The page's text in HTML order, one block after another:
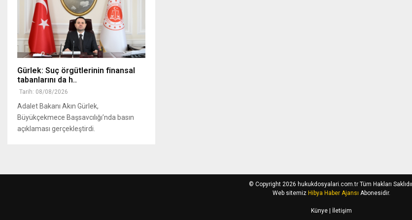
Gürlek: Suç örgütlerinin finansal
tabanlarını da h..
Tarih: 08/08/2026
Adalet Bakanı Akın Gürlek,
Büyükçekmece Başsavcılığı’nda basın
açıklaması gerçekleştirdi.
© Copyright 2026 hukukdosyalari.com.tr Tüm Hakları
Web sitemiz Hibya Haber Ajansı Abonesidir.
Künye| İletişim